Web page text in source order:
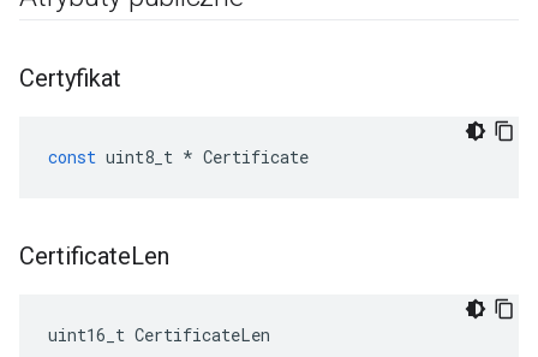
Certyfikat
const uint8_t * Certificate
CertificateLen
uint16_t CertificateLen